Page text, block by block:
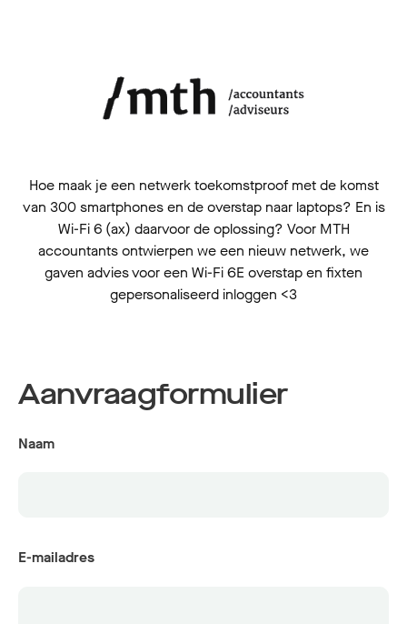
Hoe maak je een netwerk toekomstproof met de komst
van 300 smartphones en de overstap naar laptops? En is
Wi-Fi 6 (ax) daarvoor de oplossing? Voor MTH
accountants ontwierpen we een nieuw netwerk, we
gaven advies voor een Wi-Fi 6E overstap en fixten
gepersonaliseerd inloggen <3
Aanvraagformulier
Naam
E-mailadres